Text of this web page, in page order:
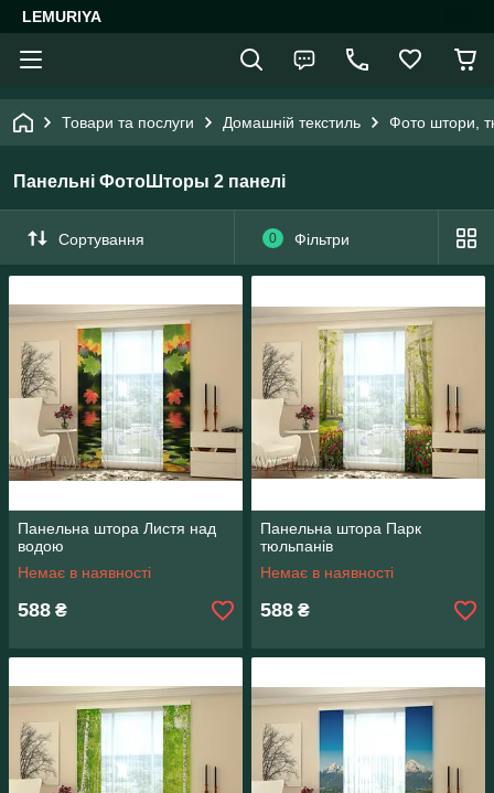
LEMURIYA
Товари та послуги Домашній текстиль Фото штори,
Панельні ФотоШторы 2 панелі
Сортування 0 Фільтри
Панельна штора Листя над
водою
Немає в наявності
588 ₴
Панельна штора Парк
тюльпанів
Немає в наявності
588 ₴